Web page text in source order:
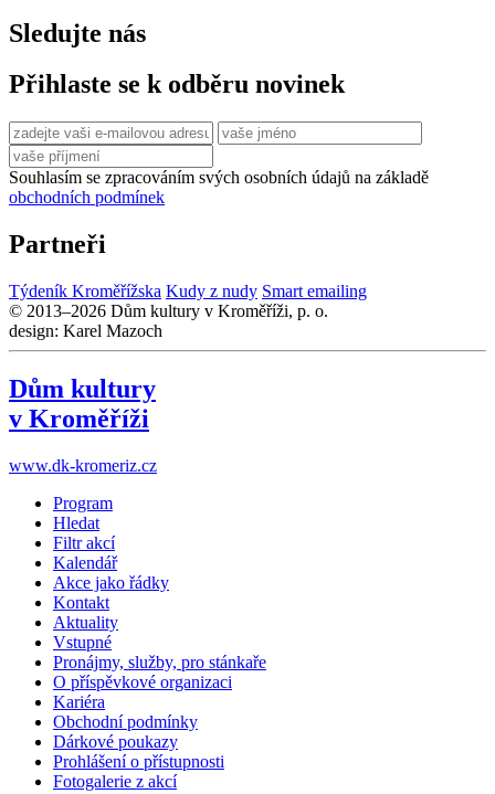
Sledujte nás
Přihlaste se k odběru novinek
Souhlasím se zpracováním svých osobních údajů na základě
obchodních podmínek
Partneři
Týdeník Kroměřížska Kudy z nudy Smart emailing
© 2013–2026 Dům kultury v Kroměříži, p. o.
design: Karel Mazoch
Dům kultury
v Kroměříži
www.dk-kromeriz.cz
Program
Hledat
Filtr akcí
Kalendář
Akce jako řádky
Kontakt
Aktuality
Vstupné
Pronájmy, služby, pro stánkaře
O příspěvkové organizaci
Kariéra
Obchodní podmínky
Dárkové poukazy
Prohlášení o přístupnosti
Fotogalerie z akcí